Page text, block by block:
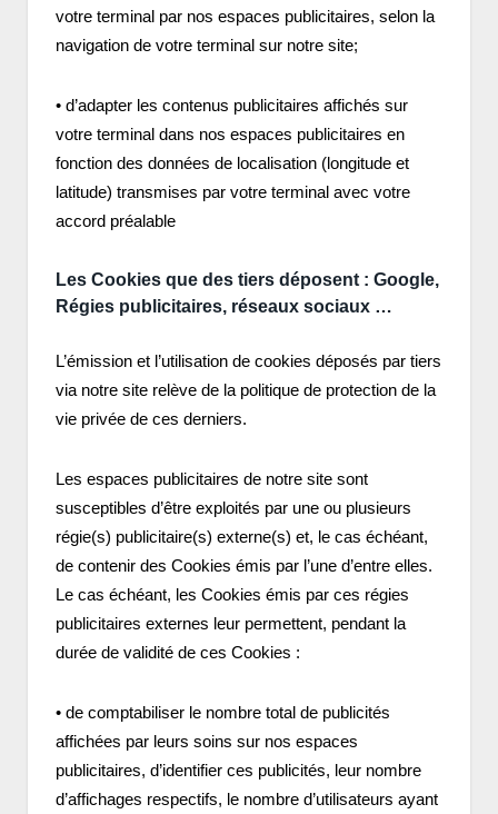
votre terminal par nos espaces publicitaires, selon la
navigation de votre terminal sur notre site;
• d’adapter les contenus publicitaires affichés sur
votre terminal dans nos espaces publicitaires en
fonction des données de localisation (longitude et
latitude) transmises par votre terminal avec votre
accord préalable
Les Cookies que des tiers déposent : Google,
Régies publicitaires, réseaux sociaux …
L’émission et l’utilisation de cookies déposés par tiers
via notre site relève de la politique de protection de la
vie privée de ces derniers.
Les espaces publicitaires de notre site sont
susceptibles d’être exploités par une ou plusieurs
régie(s) publicitaire(s) externe(s) et, le cas échéant,
de contenir des Cookies émis par l’une d’entre elles.
Le cas échéant, les Cookies émis par ces régies
publicitaires externes leur permettent, pendant la
durée de validité de ces Cookies :
• de comptabiliser le nombre total de publicités
affichées par leurs soins sur nos espaces
publicitaires, d’identifier ces publicités, leur nombre
d’affichages respectifs, le nombre d’utilisateurs ayant